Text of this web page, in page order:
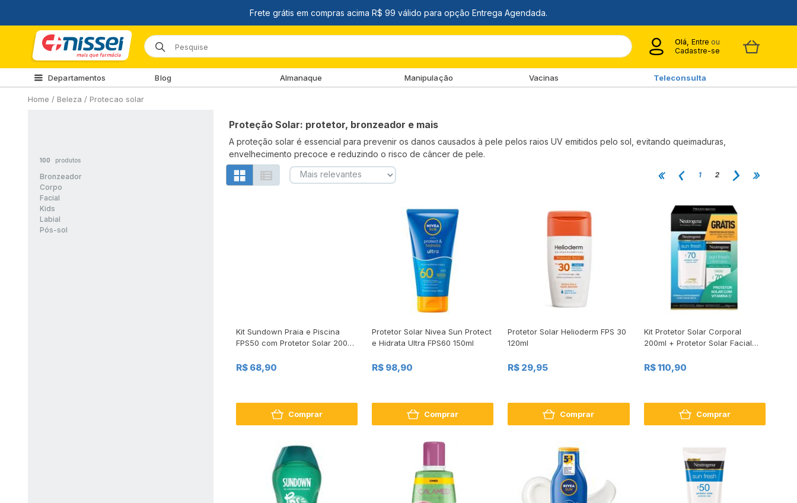
Olá, Entre ou
Cadastre-se
Departamentos Blog Almanaque Manipulação Vacinas Teleconsulta
Home / Beleza / Protecao solar
100 produtos
Bronzeador
Corpo
Facial
Kids
Labial
Pós-sol
Proteção Solar: protetor, bronzeador e mais
A proteção solar é essencial para prevenir os danos causados à pele pelos raios UV emitidos pelo sol, evitando queimaduras,
envelhecimento precoce e reduzindo o risco de câncer de pele.
1 2
Kit Sundown Praia e Piscina
FPS50 com Protetor Solar 200ml
R$ 68,90
Comprar
Protetor Solar Nivea Sun Protect
e Hidrata Ultra FPS60 150ml
R$ 98,90
Comprar
Protetor Solar Helioderm FPS 30
120ml
R$ 29,95
Comprar
Kit Protetor Solar Corporal
200ml + Protetor Solar Facial
FPS70
R$ 110,90
Comprar